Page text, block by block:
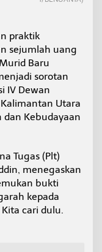
praktik
sejumlah uang
Baru
sorotan
IV Dewan
Kalimantan Utara
dan Kebudayaan
Tugas (Plt)
menegaskan
bukti
kepada
cari dulu.